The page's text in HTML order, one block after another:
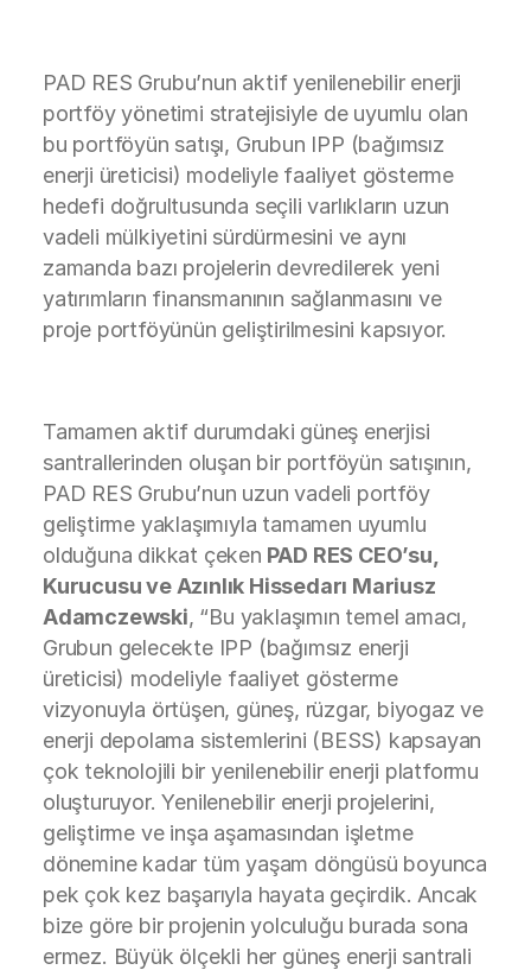
PAD RES Grubu’nun aktif yenilenebilir enerji
portföy yönetimi stratejisiyle de uyumlu olan
bu portföyün satışı, Grubun IPP (bağımsız
enerji üreticisi) modeliyle faaliyet gösterme
hedefi doğrultusunda seçili varlıkların uzun
vadeli mülkiyetini sürdürmesini ve aynı
zamanda bazı projelerin devredilerek yeni
yatırımların finansmanının sağlanmasını ve
proje portföyünün geliştirilmesini kapsıyor.
Tamamen aktif durumdaki güneş enerjisi
santrallerinden oluşan bir portföyün satışının,
PAD RES Grubu’nun uzun vadeli portföy
geliştirme yaklaşımıyla tamamen uyumlu
olduğuna dikkat çeken PAD RES CEO’su,
Kurucusu ve Azınlık Hissedarı Mariusz
Adamczewski, “Bu yaklaşımın temel amacı,
Grubun gelecekte IPP (bağımsız enerji
üreticisi) modeliyle faaliyet gösterme
vizyonuyla örtüşen, güneş, rüzgar, biyogaz ve
enerji depolama sistemlerini (BESS) kapsayan
çok teknolojili bir yenilenebilir enerji platformu
oluşturuyor. Yenilenebilir enerji projelerini,
geliştirme ve inşa aşamasından işletme
dönemine kadar tüm yaşam döngüsü boyunca
pek çok kez başarıyla hayata geçirdik. Ancak
bize göre bir projenin yolculuğu burada sona
ermez. Büyük ölçekli her güneş enerji santrali